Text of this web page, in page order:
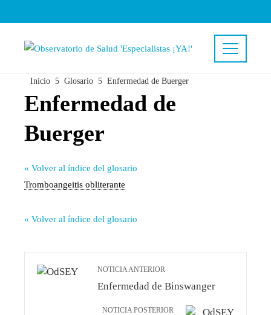
Inicio Glosario Enfermedad de Buerger
Enfermedad de
Buerger
« Volver al índice del glosario
Tromboangeitis obliterante
« Volver al índice del glosario
NOTICIA ANTERIOR
Enfermedad de Binswanger
NOTICIA POSTERIOR